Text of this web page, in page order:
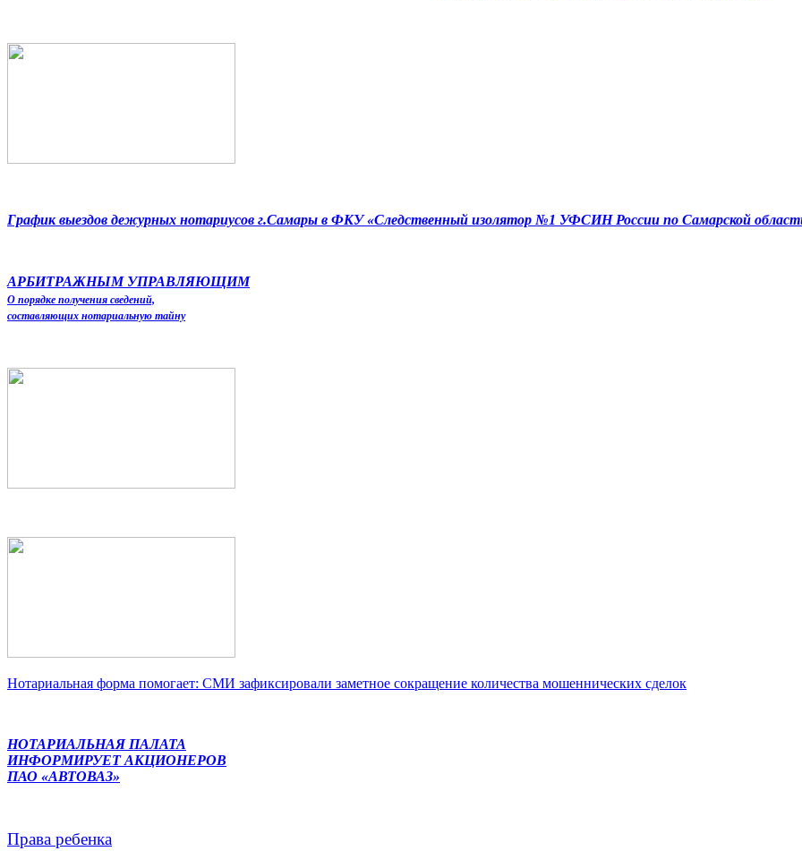
График выездов дежурных нотариусов г.Самары в ФКУ «Следственный изолятор №1 УФСИН России по Самарской
АРБИТРАЖНЫМ УПРАВЛЯЮЩИМ
О порядке получения сведений,
составляющих нотариальную тайну
Нотариальная форма помогает: СМИ зафиксировали заметное сокращение количества мошеннических сделок
НОТАРИАЛЬНАЯ ПАЛАТА
ИНФОРМИРУЕТ АКЦИОНЕРОВ
ПАО «АВТОВАЗ»
Права ребенка